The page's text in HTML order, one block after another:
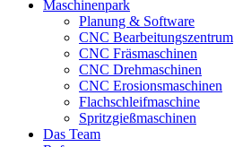
Maschinenpark
Planung & Software
CNC Bearbeitungszentrum
CNC Fräsmaschinen
CNC Drehmaschinen
CNC Erosionsmaschinen
Flachschleifmaschine
Spritzgießmaschinen
Das Team